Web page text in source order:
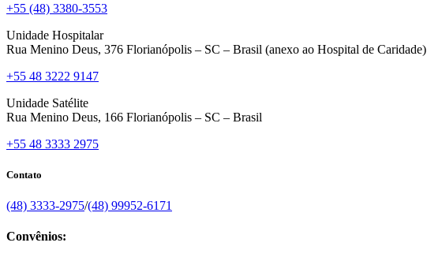
+55 (48) 3380-3553
Unidade Hospitalar
Rua Menino Deus, 376 Florianópolis – SC – Brasil (anexo ao Hospital de Caridade)
+55 48 3222 9147
Unidade Satélite
Rua Menino Deus, 166 Florianópolis – SC – Brasil
+55 48 3333 2975
Contato
(48) 3333-2975/(48) 99952-6171
Convênios: